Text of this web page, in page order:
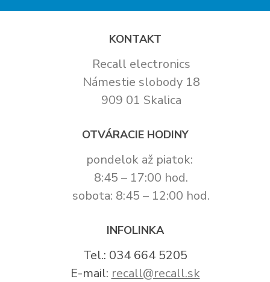
KONTAKT
Recall electronics
Námestie slobody 18
909 01 Skalica
OTVÁRACIE HODINY
pondelok až piatok:
8:45 – 17:00 hod.
sobota: 8:45 – 12:00 hod.
INFOLINKA
Tel.: 034 664 5205
E-mail: recall@recall.sk